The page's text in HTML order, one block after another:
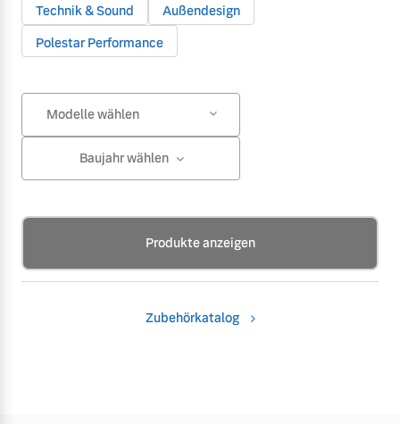
Technik & Sound
Außendesign
Polestar Performance
Modelle wählen
Baujahr wählen
Produkte anzeigen
Zubehörkatalog